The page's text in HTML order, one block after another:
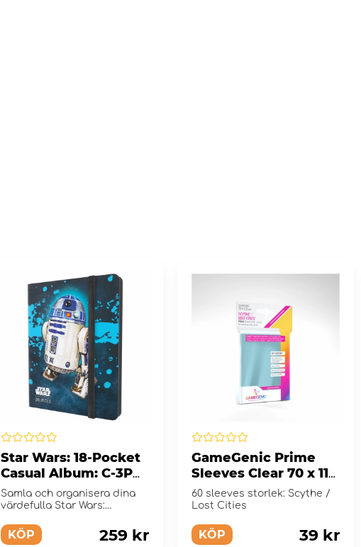
Star Wars: 18-Pocket
Casual Album: C-3PO,
R2-D2
Samla och organisera dina
värdefulla Star Wars:
KÖP 259 kr
GameGenic Prime
Sleeves Clear 70 x 110
mm
60 sleeves storlek: Scythe /
Lost Cities
KÖP 39 kr